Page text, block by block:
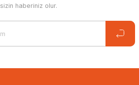
sizin haberiniz olur.